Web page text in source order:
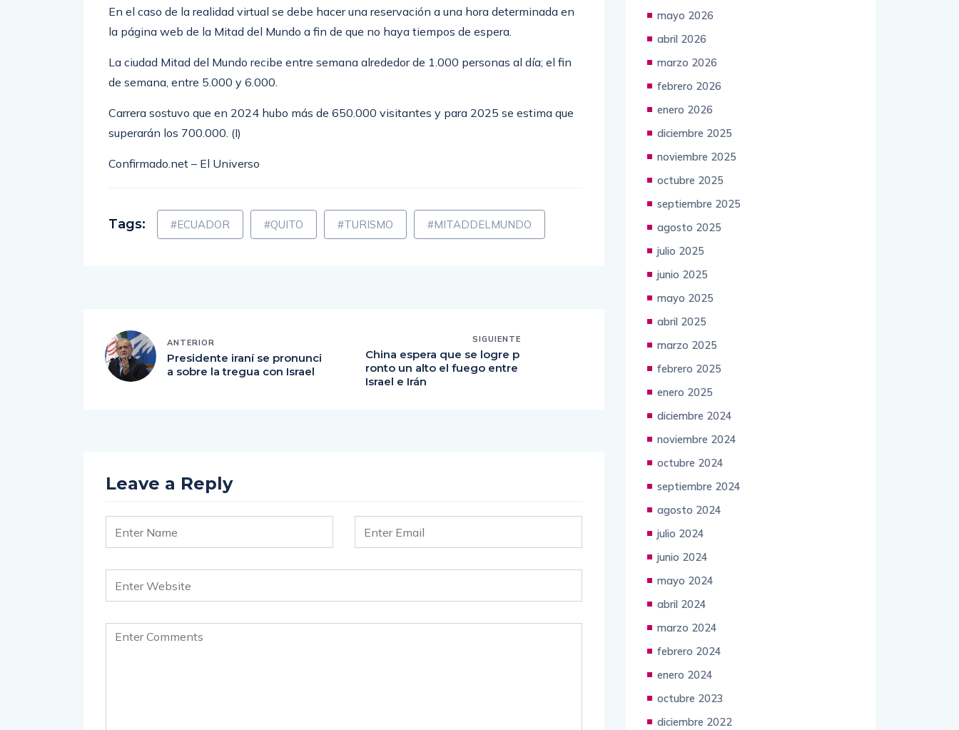
En el caso de la realidad virtual se debe hacer una reservación a una hora determinada en
la página web de la Mitad del Mundo a fin de que no haya tiempos de espera.
La ciudad Mitad del Mundo recibe entre semana alrededor de 1.000 personas al día; el fin
de semana, entre 5.000 y 6.000.
Carrera sostuvo que en 2024 hubo más de 650.000 visitantes y para 2025 se estima que
superarán los 700.000. (I)
Confirmado.net – El Universo
Tags: #ECUADOR #QUITO #TURISMO #MITADDELMUNDO
ANTERIOR
Presidente iraní se pronunci
a sobre la tregua con Israel
SIGUIENTE
China espera que se logre p
ronto un alto el fuego entre
Israel e Irán
Leave a Reply
mayo 2026
abril 2026
marzo 2026
febrero 2026
enero 2026
diciembre 2025
noviembre 2025
octubre 2025
septiembre 2025
agosto 2025
julio 2025
junio 2025
mayo 2025
abril 2025
marzo 2025
febrero 2025
enero 2025
diciembre 2024
noviembre 2024
octubre 2024
septiembre 2024
agosto 2024
julio 2024
junio 2024
mayo 2024
abril 2024
marzo 2024
febrero 2024
enero 2024
octubre 2023
diciembre 2022